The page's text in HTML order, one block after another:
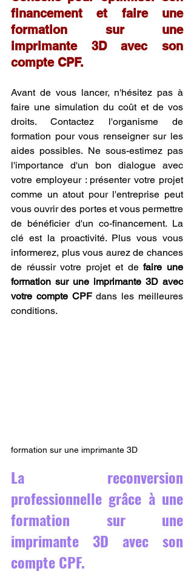
financement et faire une
formation sur une
imprimante 3D avec son
compte CPF.
Avant de vous lancer, n'hésitez pas à
faire une simulation du coût et de vos
droits. Contactez l'organisme de
formation pour vous renseigner sur les
aides possibles. Ne sous-estimez pas
l'importance d'un bon dialogue avec
votre employeur : présenter votre projet
comme un atout pour l'entreprise peut
vous ouvrir des portes et vous permettre
de bénéficier d'un co-financement. La
clé est la proactivité. Plus vous vous
informerez, plus vous aurez de chances
de réussir votre projet et de faire une
formation sur une imprimante 3D avec
votre compte CPF dans les meilleures
conditions.
formation sur une imprimante 3D
La reconversion
professionnelle grâce à une
formation sur une
imprimante 3D avec son
compte CPF.